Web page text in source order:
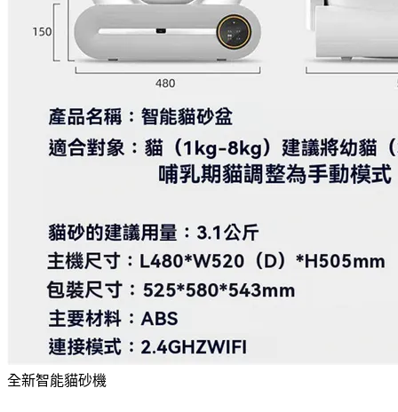
全新智能貓砂機